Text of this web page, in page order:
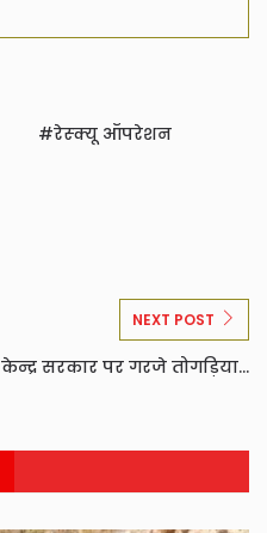
रेस्क्यू ऑपरेशन
NEXT POST
केन्द्र सरकार पर गरजे तोगड़िया...